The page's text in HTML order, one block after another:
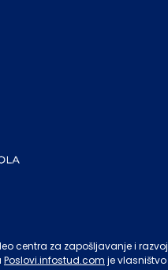
centra za zapošljavanje i
Poslovi.infostud.com je vlasništvo